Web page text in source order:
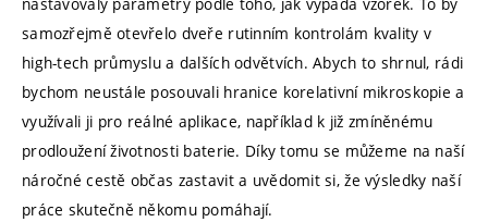
nastavovaly parametry podle toho, jak vypadá vzorek. To by
samozřejmě otevřelo dveře rutinním kontrolám kvality v
high-tech průmyslu a dalších odvětvích. Abych to shrnul, rádi
bychom neustále posouvali hranice korelativní mikroskopie a
využívali ji pro reálné aplikace, například k již zmíněnému
prodloužení životnosti baterie. Díky tomu se můžeme na naší
náročné cestě občas zastavit a uvědomit si, že výsledky naší
práce skutečně někomu pomáhají.